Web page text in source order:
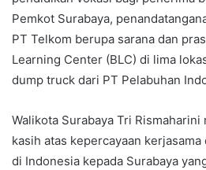
Pemkot Surabaya,
PT Telkom berupa sarana dan
Learning Center (BLC) di lima
dump truck dari PT Pelabuhan
Walikota Surabaya Tri
kasih atas kepercayaan
di Indonesia kepada Surabaya